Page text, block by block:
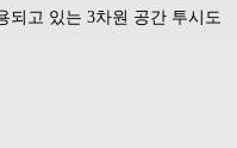
되고 있는 3차원 공간 투시도